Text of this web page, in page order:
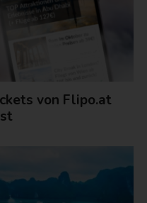
von Flipo.at